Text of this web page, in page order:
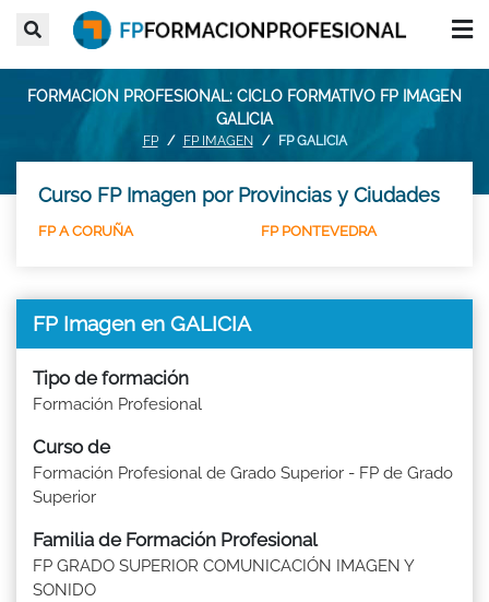
FORMACION PROFESIONAL: CICLO FORMATIVO FP IMAGEN
GALICIA
FP FP IMAGEN FP GALICIA
Curso FP Imagen por Provincias y Ciudades
FP A CORUÑA FP PONTEVEDRA
FP Imagen en GALICIA
Tipo de formación
Formación Profesional
Curso de
Formación Profesional de Grado Superior - FP de Grado
Superior
Familia de Formación Profesional
FP GRADO SUPERIOR COMUNICACIÓN IMAGEN Y
SONIDO